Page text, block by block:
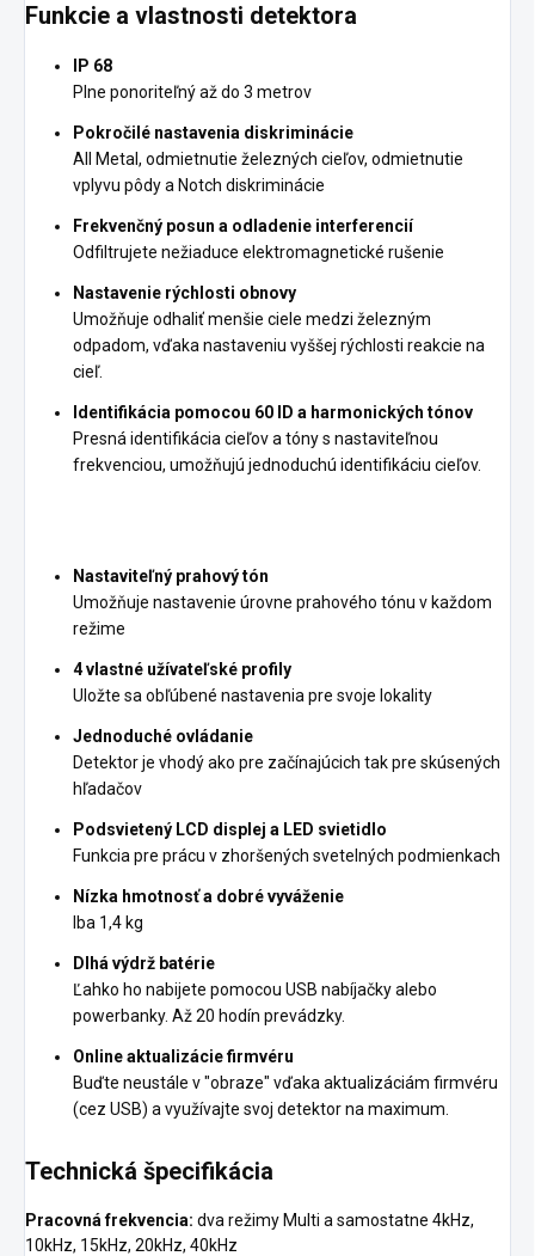
Funkcie a vlastnosti detektora
IP 68
Plne ponoriteľný až do 3 metrov
Pokročilé nastavenia diskriminácie
All Metal, odmietnutie železných cieľov, odmietnutie
vplyvu pôdy a Notch diskriminácie
Frekvenčný posun a odladenie interferencií
Odfiltrujete nežiaduce elektromagnetické rušenie
Nastavenie rýchlosti obnovy
Umožňuje odhaliť menšie ciele medzi železným
odpadom, vďaka nastaveniu vyššej rýchlosti reakcie na
cieľ.
Identifikácia pomocou 60 ID a harmonických tónov
Presná identifikácia cieľov a tóny s nastaviteľnou
frekvenciou, umožňujú jednoduchú identifikáciu cieľov.
Nastaviteľný prahový tón
Umožňuje nastavenie úrovne prahového tónu v každom
režime
4 vlastné užívateľské profily
Uložte sa obľúbené nastavenia pre svoje lokality
Jednoduché ovládanie
Detektor je vhodý ako pre začínajúcich tak pre skúsených
hľadačov
Podsvietený LCD displej a LED svietidlo
Funkcia pre prácu v zhoršených svetelných podmienkach
Nízka hmotnosť a dobré vyváženie
Iba 1,4 kg
Dlhá výdrž batérie
Ľahko ho nabijete pomocou USB nabíjačky alebo
powerbanky. Až 20 hodín prevádzky.
Online aktualizácie firmvéru
Buďte neustále v "obraze" vďaka aktualizáciám firmvéru
(cez USB) a využívajte svoj detektor na maximum.
Technická špecifikácia
Pracovná frekvencia: dva režimy Multi a samostatne 4kHz,
10kHz, 15kHz, 20kHz, 40kHz